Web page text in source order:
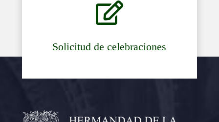

Solicitud de celebraciones